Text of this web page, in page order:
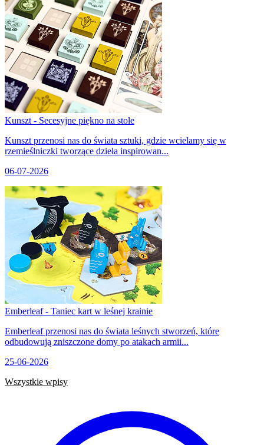
Kunszt - Secesyjne piękno na stole
Kunszt przenosi nas do świata sztuki, gdzie wcielamy się w
rzemieślniczki tworzące dzieła inspirowan...
06-07-2026
Emberleaf - Taniec kart w leśnej krainie
Emberleaf przenosi nas do świata leśnych stworzeń, które
odbudowują zniszczone domy po atakach armii...
25-06-2026
Wszystkie wpisy